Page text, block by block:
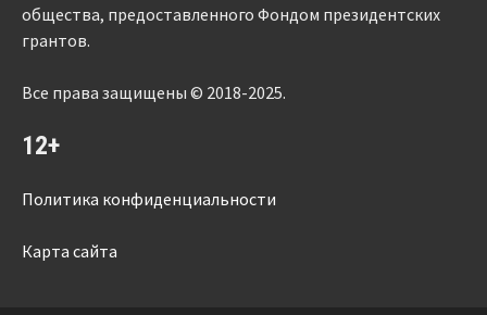
общества, предоставленного Фондом президентских
грантов.
Все права защищены © 2018-2025.
12+
Политика конфиденциальности
Карта сайта